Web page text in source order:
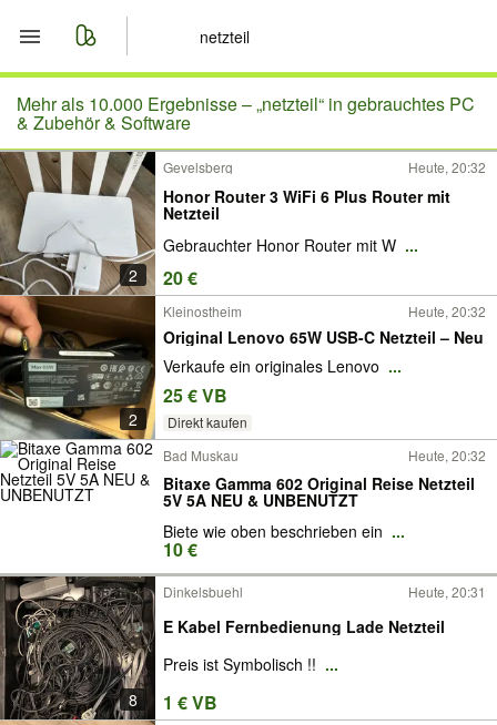
Start
Merkliste
Nachrichten
Anzeige aufgeben
Mehr als 10.000 Ergebnisse –„netzteil“ in gebrauchtes PC
& Zubehör & Software
2
Gevelsberg Heute, 20:32
Honor Router 3 WiFi 6 Plus Router mit
Netzteil
Gebrauchter Honor Router mit W ...
20 €
2
Kleinostheim Heute, 20:32
Original Lenovo 65W USB-C Netzteil – Neu
Verkaufe ein originales Lenovo ...
25 € VB
Direkt kaufen
Bad Muskau
Heute, 20:32
Bitaxe Gamma 602 Original Reise Netzteil
5V 5A NEU & UNBENUTZT
Biete wie oben beschrieben ein ...
10 €
8
Dinkelsbuehl Heute, 20:31
E Kabel Fernbedienung Lade Netzteil
Preis ist Symbolisch !! ...
1 € VB